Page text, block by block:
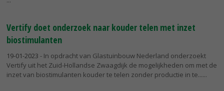
Vertify doet onderzoek naar kouder telen met inzet
biostimulanten
19-01-2023 - In opdracht van Glastuinbouw Nederland onderzoekt
Vertify uit het Zuid-Hollandse Zwaagdijk de mogelijkheden om met de
inzet van biostimulanten kouder te telen zonder productie in te...